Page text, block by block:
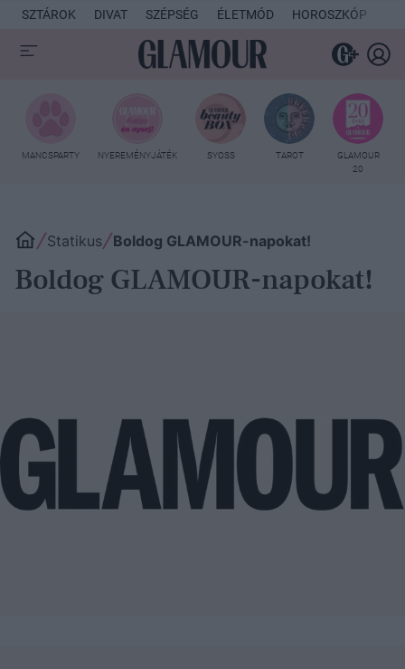
SZTÁROK DIVAT SZÉPSÉG ÉLETMÓD HOROSZKÓP
MANCSPARTY NYEREMÉNYJÁTÉK SYOSS TAROT
GLAMOUR
20
Statikus Boldog GLAMOUR-napokat!
Boldog GLAMOUR-napokat!